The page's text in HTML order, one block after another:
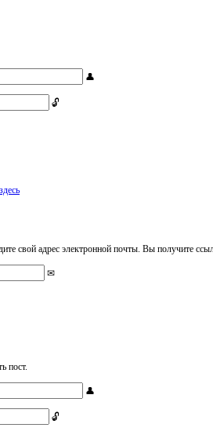
свой адрес электронной почты. Вы получите
пост.